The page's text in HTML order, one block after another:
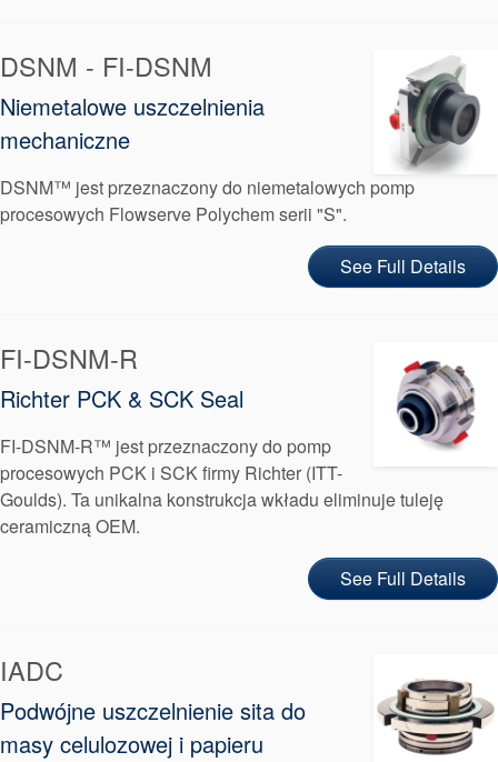
DSNM - FI-DSNM
Niemetalowe uszczelnienia
mechaniczne
DSNM™ jest przeznaczony do niemetalowych pomp
procesowych Flowserve Polychem serii "S".
See Full Details
FI-DSNM-R
Richter PCK & SCK Seal
FI-DSNM-R™ jest przeznaczony do pomp
procesowych PCK i SCK firmy Richter (ITT-
Goulds). Ta unikalna konstrukcja wkładu eliminuje tuleję
ceramiczną OEM.
See Full Details
IADC
Podwójne uszczelnienie sita do
masy celulozowej i papieru